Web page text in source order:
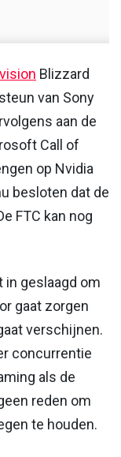
Blizzard
van Sony
aan de
Call of
op Nvidia
besloten dat de
FTC kan nog
in geslaagd om
gaat zorgen
verschijnen.
concurrentie
als de
reden om
te houden.